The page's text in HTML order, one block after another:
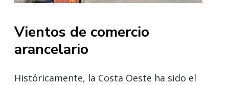
Vientos de comercio
arancelario
Históricamente, la Costa Oeste ha sido el